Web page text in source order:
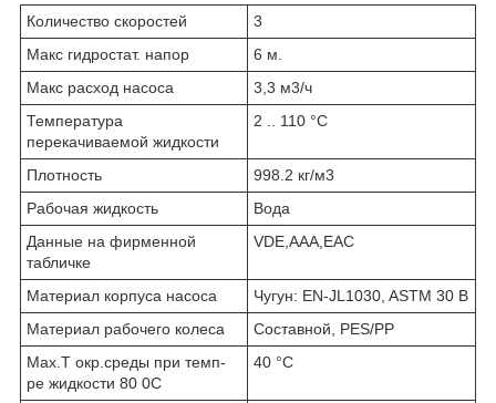
Количество скоростей
3
Макс гидростат. напор
6 м.
Макс расход насоса
3,3 м3/ч
Температура
перекачиваемой жидкости
2 .. 110 °C
Плотность
998.2 кг/м3
Рабочая жидкость
Вода
Данные на фирменной
табличке
VDE,AAA,EAC
Материал корпуса насоса
Чугун: EN-JL1030, ASTM 30 B
Материал рабочего колеса
Составной, PES/PP
Max.T окр.среды при темп-
ре жидкости 80 0C
40 °C